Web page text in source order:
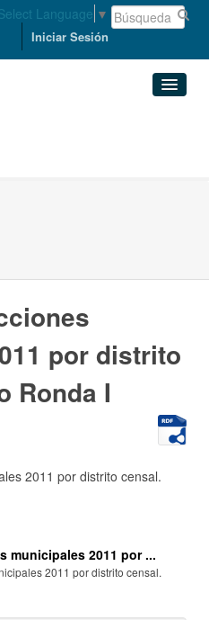
Language ▼
Iniciar Sesión
por distrito
Ronda I
2011 por distrito censal.
municipales 2011 por ...
2011 por distrito censal.